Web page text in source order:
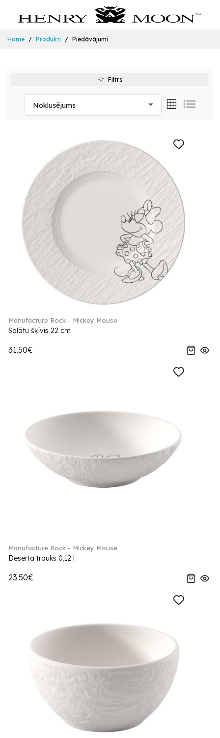
Home Produkti Piedāvājumi
Filtrs
Manufacture Rock - Mickey Mouse
Salātu šķīvis 22 cm
31.50€
Manufacture Rock - Mickey Mouse
Deserta trauks 0,12 l
23.50€